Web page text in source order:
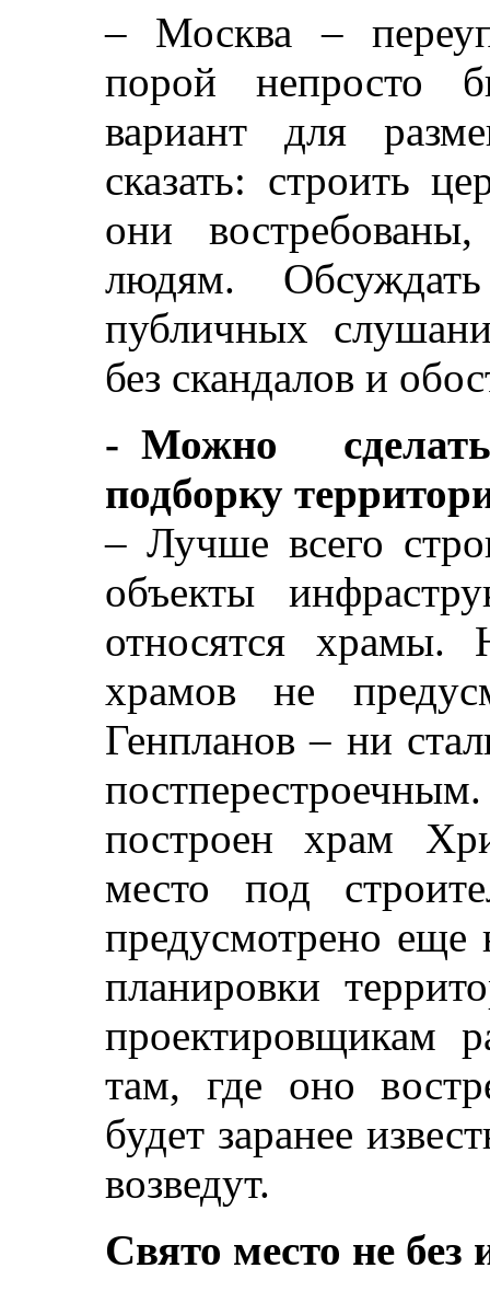
– Москва –
порой непросто
вариант для
сказать: строить
они
людям.
публичных
без скандалов и
- Можно
подборку
– Лучше всего
объекты
относятся храмы.
храмов не
Генпланов – ни
построен храм
место под
предусмотрено еще
планировки
проектировщикам
там, где оно
будет заранее
возведут.
Свято место не без